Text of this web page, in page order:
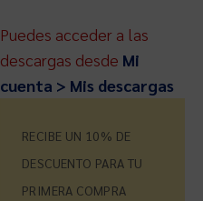
Puedes acceder a las
descargas desde Mi
cuenta > Mis descargas
RECIBE UN 10% DE
DESCUENTO PARA TU
PRIMERA COMPRA